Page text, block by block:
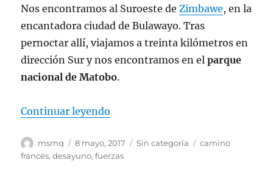
Nos encontramos al Suroeste deZimbawe, en la
encantadora ciudad de Bulawayo. Tras
pernoctar allí, viajamos a treinta kilómetros en
dirección Sur y nos encontramos en elparque
nacional de Matobo.
Continuar leyendo
Autor
msmq
Publicado
el
8 mayo, 2017 Categorías
Sin categoría Etiquetas
camino
francés,desayuno,fuerzas